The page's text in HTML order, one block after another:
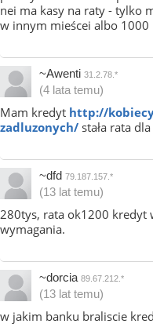
nei ma kasy na raty - tylko
w innym mieścei albo
~Awenti 31.2.78.*
(4 lata temu)
Mam kredyt http://
zadluzonych/ stała rata
~dfd 79.187.157.*
(13 lat temu)
280tys, rata ok1200 kredyt
wymagania.
~dorcia 89.67.212.*
(13 lat temu)
w jakim banku braliscie